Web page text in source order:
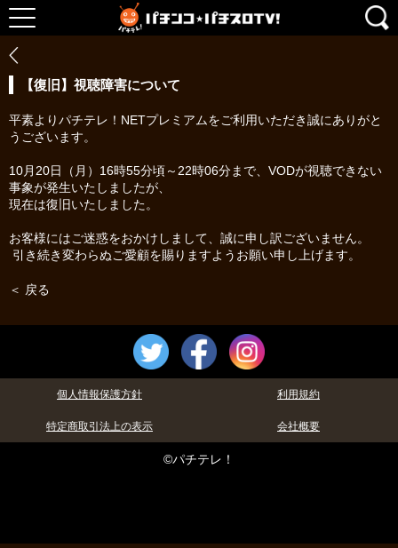
【復旧】視聴障害について
平素よりパチテレ！NETプレミアムをご利用いただき誠にありがと
うございます。
10月20日（月）16時55分頃～22時06分まで、VODが視聴できない
事象が発生いたしましたが、
現在は復旧いたしました。
お客様にはご迷惑をおかけしまして、誠に申し訳ございません。
引き続き変わらぬご愛顧を賜りますようお願い申し上げます。
＜ 戻る
個人情報保護方針 利用規約
特定商取引法上の表示 会社概要
©パチテレ！